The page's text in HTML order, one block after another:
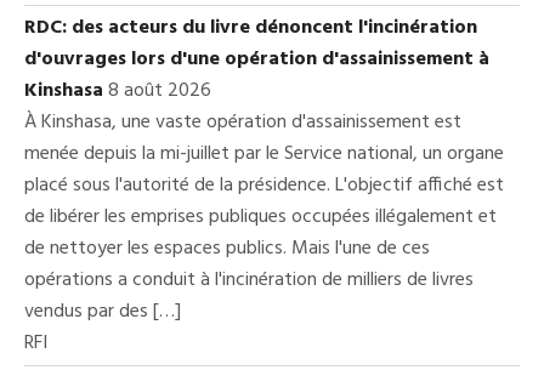
RDC: des acteurs du livre dénoncent l'incinération
d'ouvrages lors d'une opération d'assainissement à
Kinshasa8 août 2026
À Kinshasa, une vaste opération d'assainissement est
menée depuis la mi-juillet par le Service national, un organe
placé sous l'autorité de la présidence. L'objectif affiché est
de libérer les emprises publiques occupées illégalement et
de nettoyer les espaces publics. Mais l'une de ces
opérations a conduit à l'incinération de milliers de livres
vendus par des […]
RFI